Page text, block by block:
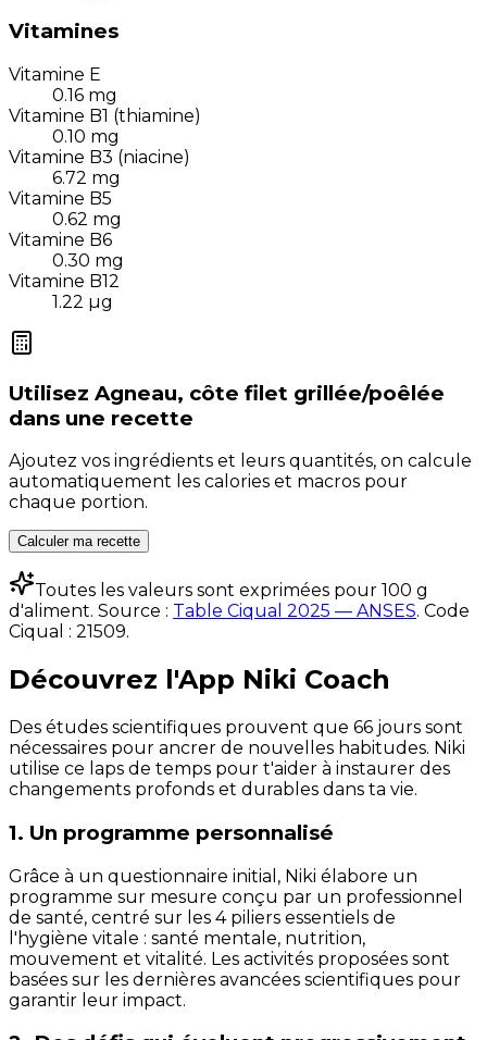
Vitamines
Vitamine E
0.16 mg
Vitamine B1 (thiamine)
0.10 mg
Vitamine B3 (niacine)
6.72 mg
Vitamine B5
0.62 mg
Vitamine B6
0.30 mg
Vitamine B12
1.22 µg
Utilisez Agneau, côte filet grillée/poêlée
dans une recette
Ajoutez vos ingrédients et leurs quantités, on calcule
automatiquement les calories et macros pour
chaque portion.
Calculer ma recette
Toutes les valeurs sont exprimées pour 100 g
d'aliment. Source : Table Ciqual 2025 — ANSES. Code
Ciqual : 21509.
Découvrez l'App Niki Coach
Des études scientifiques prouvent que 66 jours sont
nécessaires pour ancrer de nouvelles habitudes. Niki
utilise ce laps de temps pour t'aider à instaurer des
changements profonds et durables dans ta vie.
1. Un programme personnalisé
Grâce à un questionnaire initial, Niki élabore un
programme sur mesure conçu par un professionnel
de santé, centré sur les 4 piliers essentiels de
l'hygiène vitale : santé mentale, nutrition,
mouvement et vitalité. Les activités proposées sont
basées sur les dernières avancées scientifiques pour
garantir leur impact.